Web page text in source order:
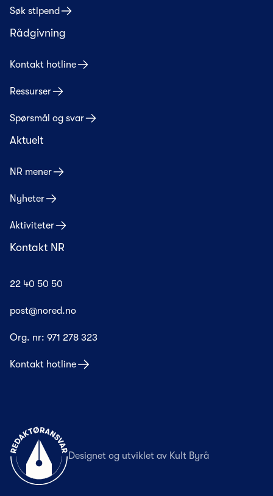
Søk stipend
Rådgivning
Kontakt hotline
Ressurser
Spørsmål og svar
Aktuelt
NR mener
Nyheter
Aktiviteter
Kontakt NR
22 40 50 50
post@nored.no
Org. nr: 971 278 323
Kontakt hotline
Til forsiden
Designet og utviklet av Kult Byrå